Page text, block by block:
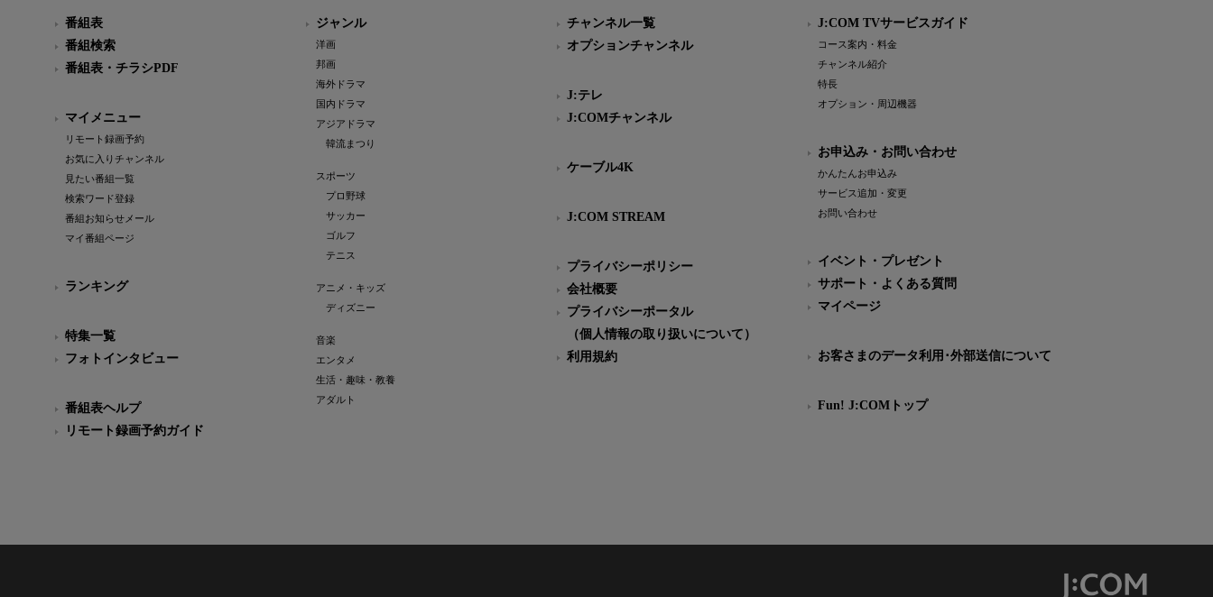
番組表
番組検索
番組表・チラシPDF
マイメニュー
リモート録画予約
お気に入りチャンネル
見たい番組一覧
検索ワード登録
番組お知らせメール
マイ番組ページ
ランキング
特集一覧
フォトインタビュー
番組表ヘルプ
リモート録画予約ガイド
ジャンル
洋画
邦画
海外ドラマ
国内ドラマ
アジアドラマ
韓流まつり
スポーツ
プロ野球
サッカー
ゴルフ
テニス
アニメ・キッズ
ディズニー
音楽
エンタメ
生活・趣味・教養
アダルト
チャンネル一覧
オプションチャンネル
J:テレ
J:COMチャンネル
ケーブル4K
J:COM STREAM
プライバシーポリシー
会社概要
プライバシーポータル
（個人情報の取り扱いについて）
利用規約
J:COM TVサービスガイド
コース案内・料金
チャンネル紹介
特長
オプション・周辺機器
お申込み・お問い合わせ
かんたんお申込み
サービス追加・変更
お問い合わせ
イベント・プレゼント
サポート・よくある質問
マイページ
お客さまのデータ利用･外部送信について
Fun! J:COMトップ